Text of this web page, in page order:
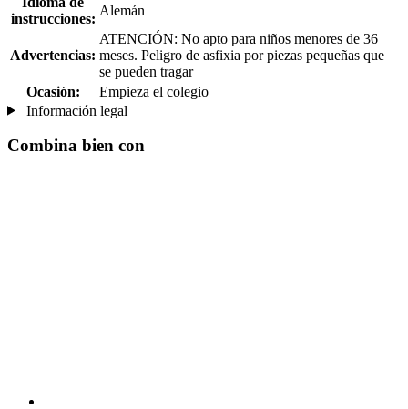
instrucciones:
Alemán
Advertencias:
ATENCIÓN: No apto para niños menores de 36
meses. Peligro de asfixia por piezas pequeñas que
se pueden tragar
Ocasión:
Empieza el colegio
Información legal
Combina bien con